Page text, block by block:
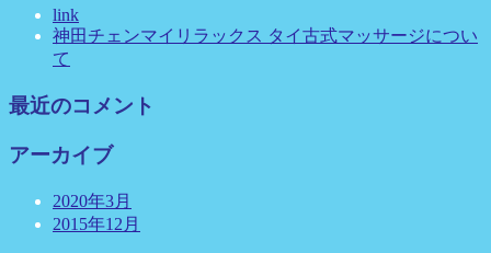
link
神田チェンマイリラックス タイ古式マッサージについ
て
最近のコメント
アーカイブ
2020年3月
2015年12月